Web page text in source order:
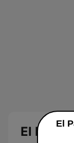
El
El